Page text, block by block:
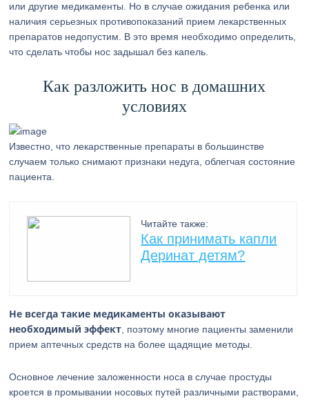
или другие медикаменты. Но в случае ожидания ребенка или
наличия серьезных противопоказаний прием лекарственных
препаратов недопустим. В это время необходимо определить,
что сделать чтобы нос задышал без капель.
Как разложить нос в домашних
условиях
Известно, что лекарственные препараты в большинстве
случаем только снимают признаки недуга, облегчая состояние
пациента.
Читайте также:
Как принимать капли
Деринат детям?
Не всегда такие медикаменты оказывают
необходимый эффект , поэтому многие пациенты заменили
прием аптечных средств на более щадящие методы.
Основное лечение заложенности носа в случае простуды
кроется в промывании носовых путей различными растворами,